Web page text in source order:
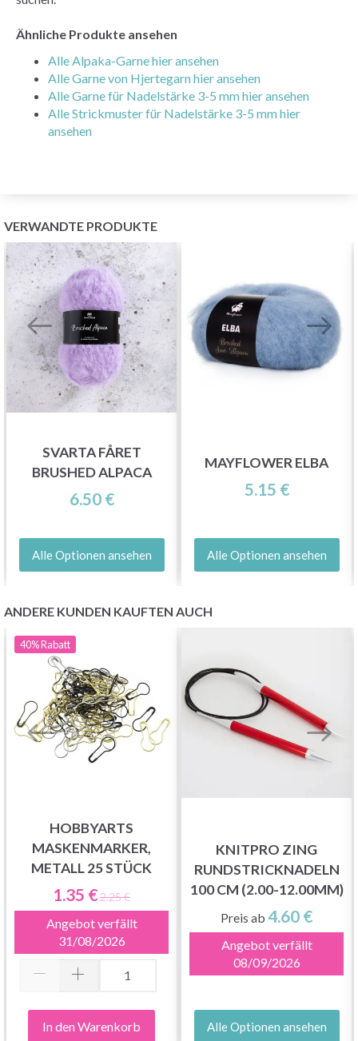
Ähnliche Produkte ansehen
Alle Alpaka-Garne hier ansehen
Alle Garne von Hjertegarn hier ansehen
Alle Garne für Nadelstärke 3-5 mm hier ansehen
Alle Strickmuster für Nadelstärke 3-5 mm hier
ansehen
VERWANDTE PRODUKTE
SVARTA FÅRET
BRUSHED ALPACA
6.50 €
Alle Optionen ansehen
MAYFLOWER ELBA
5.15 €
Alle Optionen ansehen
ANDERE KUNDEN KAUFTEN AUCH
40%Rabatt
HOBBYARTS
MASKENMARKER,
METALL 25 STÜCK
1.35 €2.25 €
Angebot verfällt
31/08/2026
In den Warenkorb
KNITPRO ZING
RUNDSTRICKNADELN
100 CM (2.00-12.00MM)
Preis ab 4.60 €
Angebot verfällt
08/09/2026
Alle Optionen ansehen